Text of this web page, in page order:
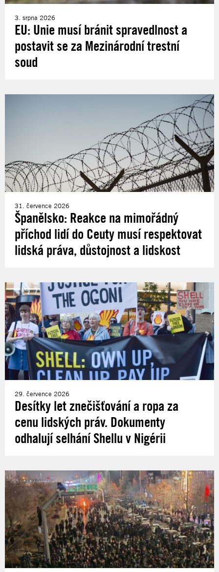
3. srpna 2026
EU: Unie musí bránit spravedlnost a
postavit se za Mezinárodní trestní
soud
31. července 2026
Španělsko: Reakce na mimořádný
příchod lidí do Ceuty musí respektovat
lidská práva, důstojnost a lidskost
29. července 2026
Desítky let znečišťování a ropa za
cenu lidských práv. Dokumenty
odhalují selhání Shellu v Nigérii